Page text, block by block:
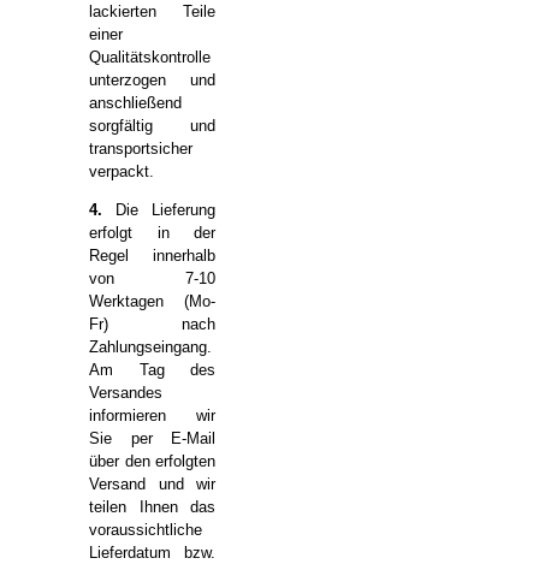
lackierten Teile
einer
Qualitätskontrolle
unterzogen und
anschließend
sorgfältig und
transportsicher
verpackt.
4. Die Lieferung
erfolgt in der
Regel innerhalb
von 7-10
Werktagen (Mo-
Fr) nach
Zahlungseingang.
Am Tag des
Versandes
informieren wir
Sie per E-Mail
über den erfolgten
Versand und wir
teilen Ihnen das
voraussichtliche
Lieferdatum bzw.